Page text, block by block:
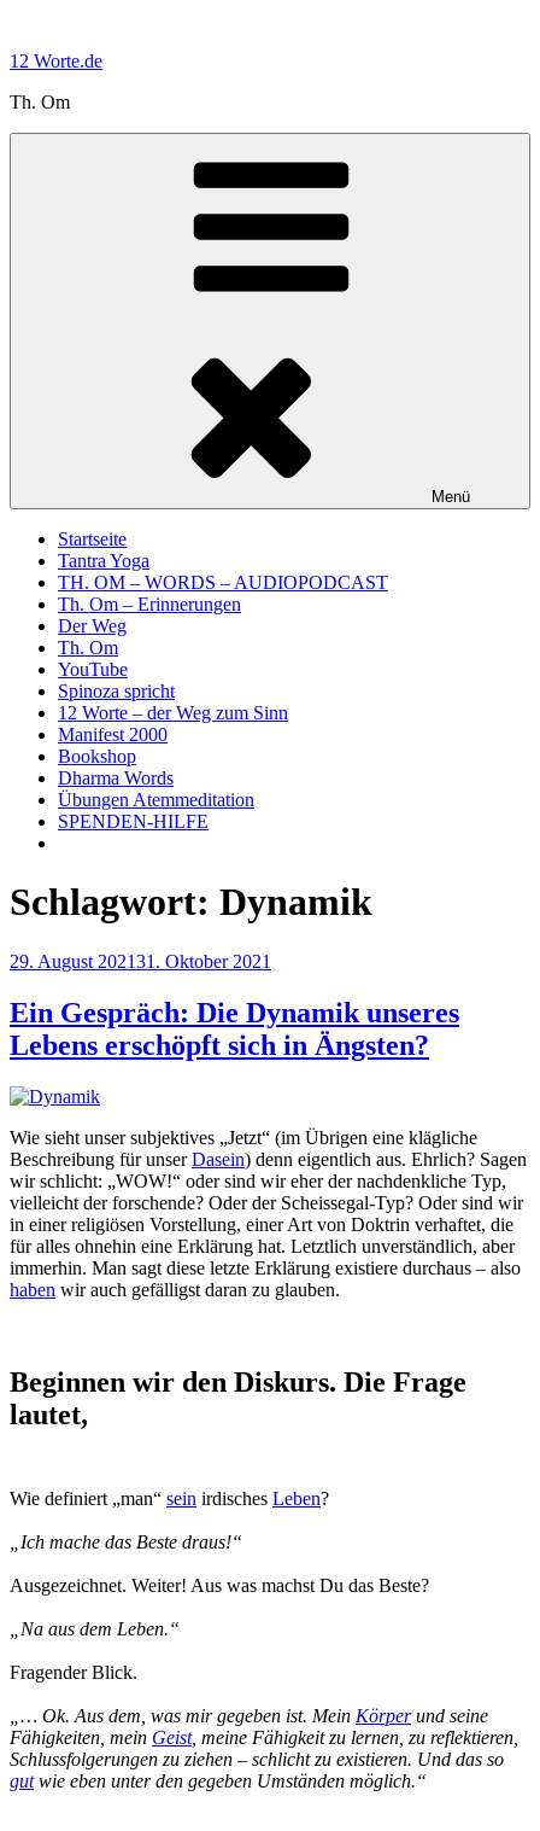
springen
12 Worte.de
Th. Om
Menü
Startseite
Tantra Yoga
TH. OM – WORDS – AUDIOPODCAST
Th. Om – Erinnerungen
Der Weg
Th. Om
YouTube
Spinoza spricht
12 Worte – der Weg zum Sinn
Manifest 2000
Bookshop
Dharma Words
Übungen Atemmeditation
SPENDEN-HILFE
Schlagwort: Dynamik
Veröffentlicht
29. August 202131. Oktober 2021
Ein Gespräch: Die Dynamik unseres
Lebens erschöpft sich in Ängsten?
Wie sieht unser subjektives „Jetzt“ (im Übrigen eine klägliche
Beschreibung für unserDasein) denn eigentlich aus. Ehrlich? Sagen
wir schlicht: „WOW!“ oder sind wir eher der nachdenkliche Typ,
vielleicht der forschende? Oder der Scheissegal-Typ? Oder sind wir
in einer religiösen Vorstellung, einer Art von Doktrin verhaftet, die
für alles ohnehin eine Erklärung hat. Letztlich unverständlich, aber
immerhin. Man sagt diese letzte Erklärung existiere durchaus – also
haben wir auch gefälligst daran zu glauben.
Beginnen wir den Diskurs. Die Frage
lautet,
Wie definiert „man“ sein irdisches Leben?
„Ich mache das Beste draus!“
Ausgezeichnet. Weiter! Aus was machst Du das Beste?
„Na aus dem Leben.“
Fragender Blick.
„… Ok. Aus dem, was mir gegeben ist. Mein Körperund seine
Fähigkeiten, mein Geist, meine Fähigkeit zu lernen, zu reflektieren,
Schlussfolgerungen zu ziehen – schlicht zu existieren. Und das so
gutwie eben unter den gegeben Umständen möglich.“